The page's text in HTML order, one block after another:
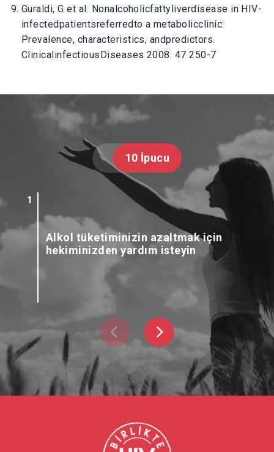
Guraldi, G et al. Nonalcoholicfattyliverdisease in HIV-
infectedpatientsreferredto a metabolicclinic:
Prevalence, characteristics, andpredictors.
ClinicalinfectiousDiseases 2008: 47 250-7
10 İpucu
Alkol tüketiminizin azaltmak için
hekiminizden yardım isteyin